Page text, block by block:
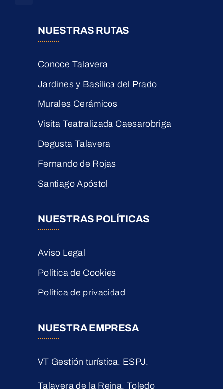
NUESTRAS RUTAS
Conoce Talavera
Jardines y Basílica del Prado
Murales Cerámicos
Visita Teatralizada Caesarobriga
Degusta Talavera
Fernando de Rojas
Santiago Apóstol
NUESTRAS POLÍTICAS
Aviso Legal
Política de Cookies
Política de privacidad
NUESTRA EMPRESA
VT Gestión turística. ESPJ.
Talavera de la Reina. Toledo